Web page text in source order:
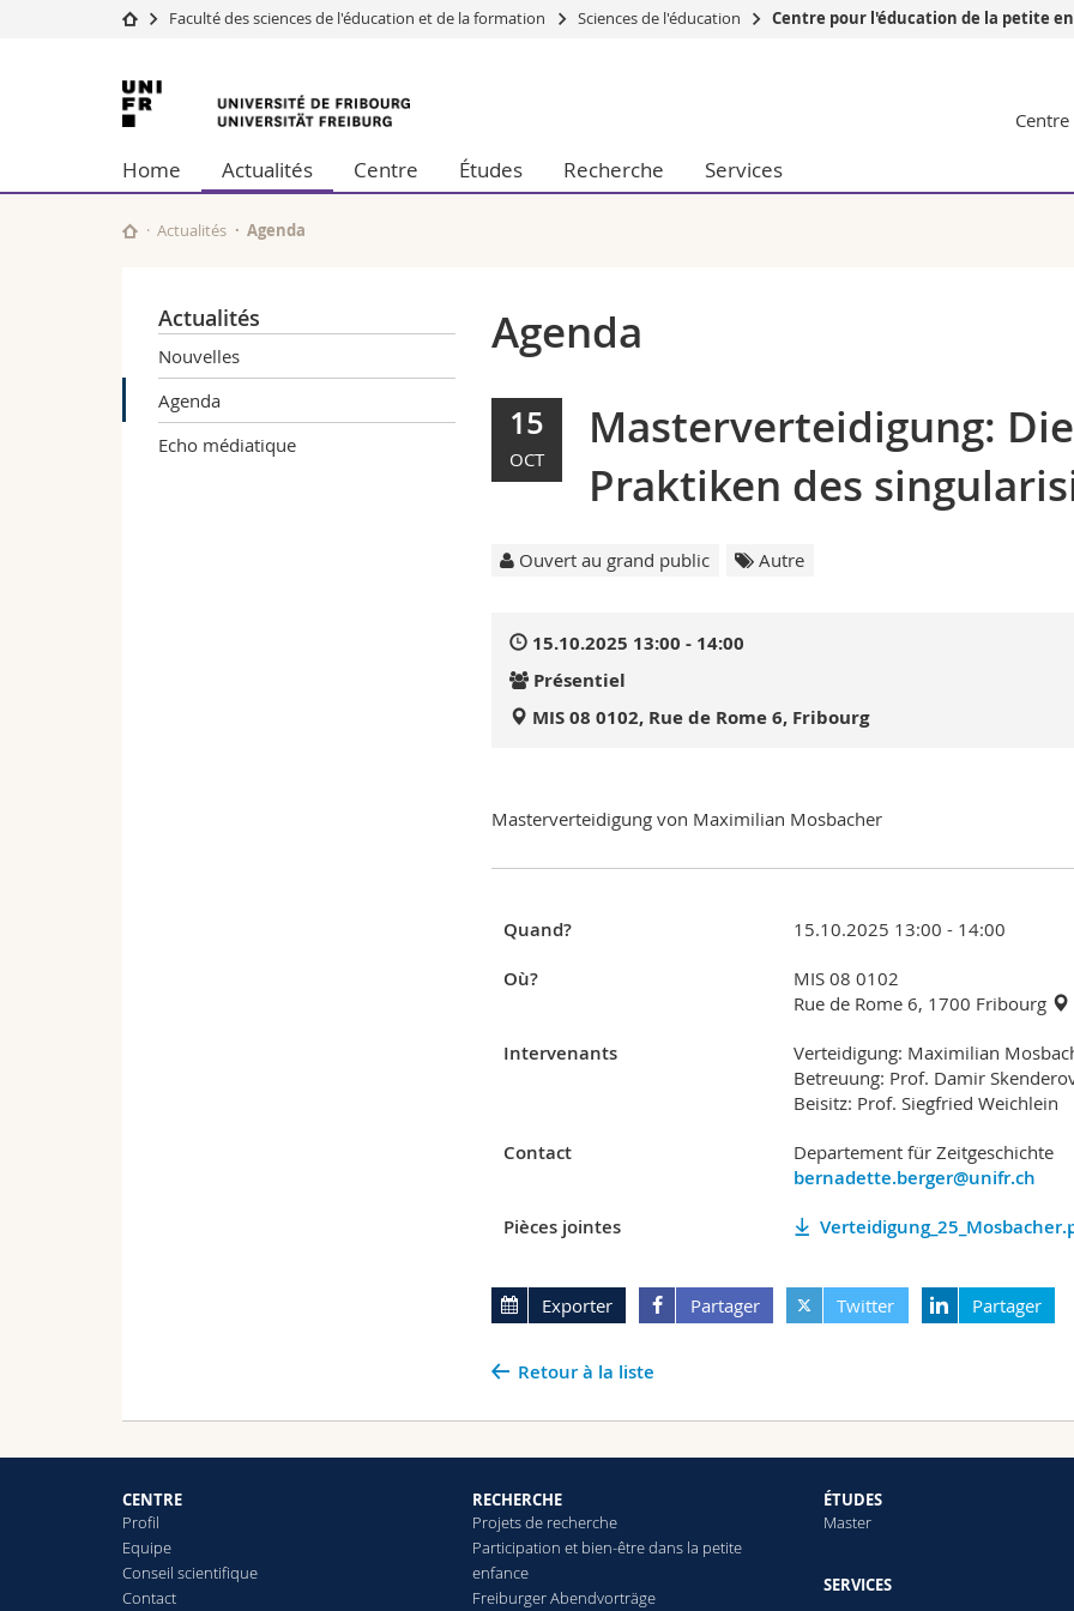
Université
Recherche
Université
Formation continue
Sciences économiques et sociales et management
Lettres et sciences humaines
Futurs
Chercheurs
Faculté des sciences de l'éducation et de la formation Sciences de l'éducation Centre pour l'éducation de la petite
Université
de
Fribourg
Home Actualités Centre Études Recherche Services
Actualités Agenda
Actualités
Nouvelles
Agenda
Echo médiatique
Agenda
15
OCT
Masterverteidigung:
Praktiken des
Ouvert au grand public Autre
15.10.2025 13:00 - 14:00
Présentiel
MIS 08 0102, Rue de Rome 6, Fribourg
Masterverteidigung von Maximilian Mosbacher
Quand? 15.10.2025 13:00 - 14:00
Où?
MIS 08 0102
Rue de Rome 6, 1700 Fribourg
Intervenants
Verteidigung: Maximilian
Betreuung: Prof. Damir
Beisitz: Prof. Siegfried Weichlein
Contact Departement für Zeitgeschichte
bernadette.berger@unifr.ch
Pièces jointes
Exporter Partager Twitter Partager
Retour à la liste
CENTRE
Profil
Equipe
Conseil scientifique
Contact
RECHERCHE
Projets de recherche
Participation et bien-être dans la petite
enfance
Freiburger Abendvorträge
ÉTUDES
Master
SERVICES